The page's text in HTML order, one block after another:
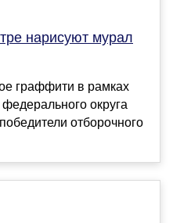
нарисуют мурал
граффити в рамках
округа
отборочного